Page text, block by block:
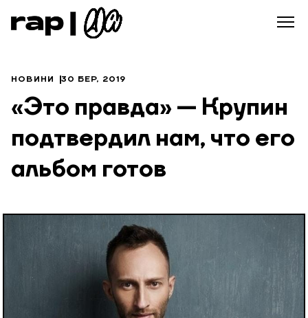
НОВИНИ 30 БЕР, 2019
«Это правда» — Крупин
подтвердил нам, что его
альбом готов